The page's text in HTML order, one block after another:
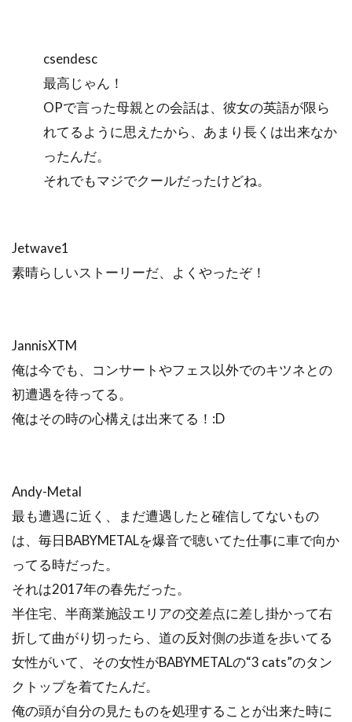
csendesc
最高じゃん！
OPで言った母親との会話は、彼女の英語が限ら
れてるように思えたから、あまり長くは出来なか
ったんだ。
それでもマジでクールだったけどね。
Jetwave1
素晴らしいストーリーだ、よくやったぞ！
JannisXTM
俺は今でも、コンサートやフェス以外でのキツネとの
初遭遇を待ってる。
俺はその時の心構えは出来てる！:D
Andy-Metal
最も遭遇に近く、まだ遭遇したと確信してないもの
は、毎日BABYMETALを爆音で聴いてた仕事に車で向か
ってる時だった。
それは2017年の春先だった。
半住宅、半商業施設エリアの交差点に差し掛かって右
折して曲がり切ったら、道の反対側の歩道を歩いてる
女性がいて、その女性がBABYMETALの“3 cats”のタン
クトップを着てたんだ。
俺の頭が自分の見たものを処理することが出来た時に